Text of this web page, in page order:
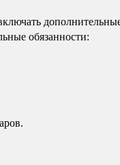
обязанности: